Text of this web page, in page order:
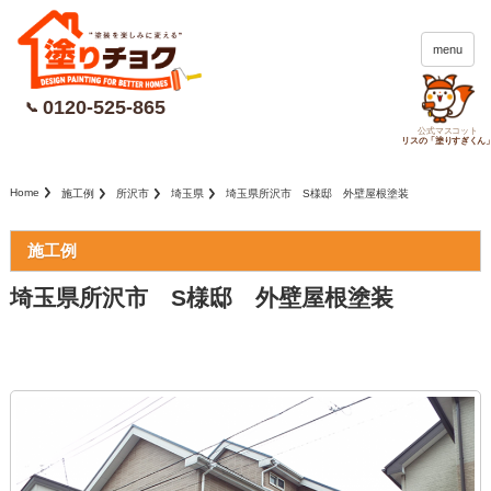
📞 0120-525-865
menu
公式マスコット
リスの「塗りすぎくん
Home 施工例 所沢市 埼玉県 埼玉県所沢市 S様邸 外壁屋根塗装
施工例
埼玉県所沢市 S様邸 外壁屋根塗装